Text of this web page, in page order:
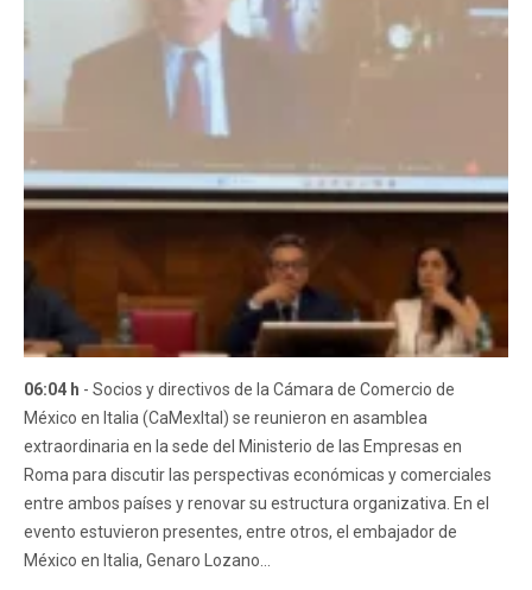
06:04 h - Socios y directivos de la Cámara de Comercio de
México en Italia (CaMexItal) se reunieron en asamblea
extraordinaria en la sede del Ministerio de las Empresas en
Roma para discutir las perspectivas económicas y comerciales
entre ambos países y renovar su estructura organizativa. En el
evento estuvieron presentes, entre otros, el embajador de
México en Italia, Genaro Lozano...